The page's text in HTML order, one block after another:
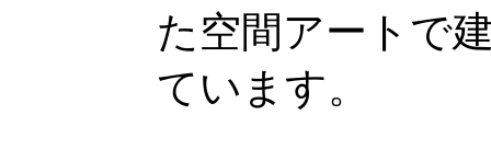
た空間アートで
ています。